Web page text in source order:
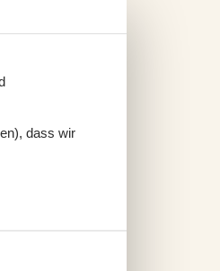
dass wir